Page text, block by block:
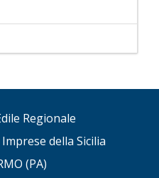
Regionale
della Sicilia
(PA)